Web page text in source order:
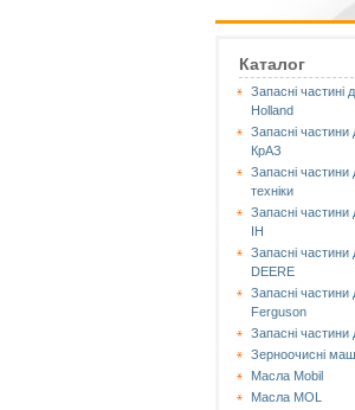
Каталог
Запасні частині
Holland
Запасні частини
КрАЗ
Запасні частини
техніки
Запасні частини
IH
Запасні частини
DEERE
Запасні частини
Ferguson
Запасні частини
Зерноочисні
Масла Mobil
Масла MOL